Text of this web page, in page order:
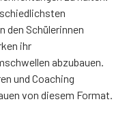
den Schülerinnen
ihr
abzubauen.
und Coaching
von diesem Format.